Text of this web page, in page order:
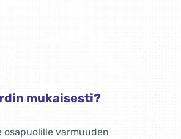
mukaisesti?
osapuolille varmuuden